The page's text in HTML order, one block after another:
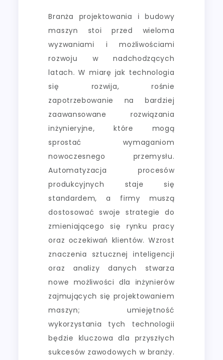
Branża projektowania i budowy
maszyn stoi przed wieloma
wyzwaniami i możliwościami
rozwoju w nadchodzących
latach. W miarę jak technologia
się rozwija, rośnie
zapotrzebowanie na bardziej
zaawansowane rozwiązania
inżynieryjne, które mogą
sprostać wymaganiom
nowoczesnego przemysłu.
Automatyzacja procesów
produkcyjnych staje się
standardem, a firmy muszą
dostosować swoje strategie do
zmieniającego się rynku pracy
oraz oczekiwań klientów. Wzrost
znaczenia sztucznej inteligencji
oraz analizy danych stwarza
nowe możliwości dla inżynierów
zajmujących się projektowaniem
maszyn; umiejętność
wykorzystania tych technologii
będzie kluczowa dla przyszłych
sukcesów zawodowych w branży.